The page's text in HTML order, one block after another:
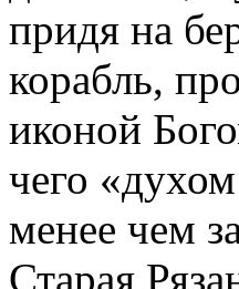
придя на
корабль,
иконой
чего
менее чем
Старая